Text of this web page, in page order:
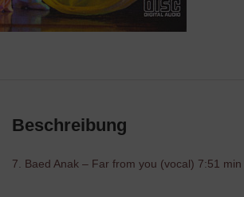
Beschreibung
7. Baed Anak – Far from you (vocal) 7:51 min